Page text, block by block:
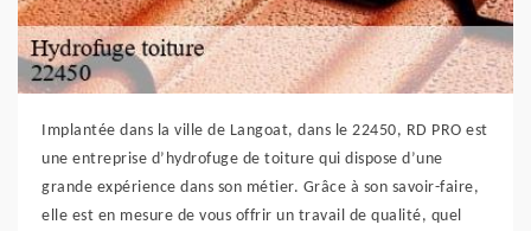
Implantée dans la ville de Langoat, dans le 22450, RD PRO est
une entreprise d’hydrofuge de toiture qui dispose d’une
grande expérience dans son métier. Grâce à son savoir-faire,
elle est en mesure de vous offrir un travail de qualité, quel